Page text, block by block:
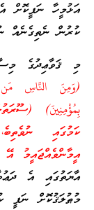
އަޅުމީހާ ނަފީކޮށް
ކުރުން ނެތިގެނެއް
މި ޤަވާޢިދުގެ
(وَمِنَ النَّاسِ مَن
ކަމުގައި
އީމާންވެއްޖައީމު
އާޔަތުގައި އެ
މުޠުލަޤުކޮށް ނަފީ